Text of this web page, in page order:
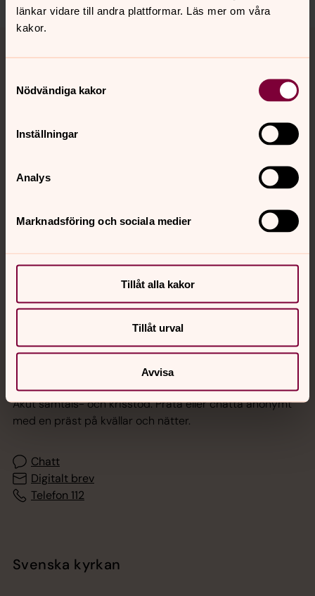
länkar vidare till andra plattformar. Läs mer om våra
kakor.
Nödvändiga kakor
Inställningar
Analys
Marknadsföring och sociala medier
Tillåt alla kakor
Tillåt urval
Avvisa
Tillbaka till toppen
Tillbaka till innehållet
Sociala kanaler
Jourhavande präst
Akut samtals- och krisstöd. Prata eller chatta anonymt
med en präst på kvällar och nätter.
Chatt
Digitalt brev
Telefon 112
Svenska kyrkan